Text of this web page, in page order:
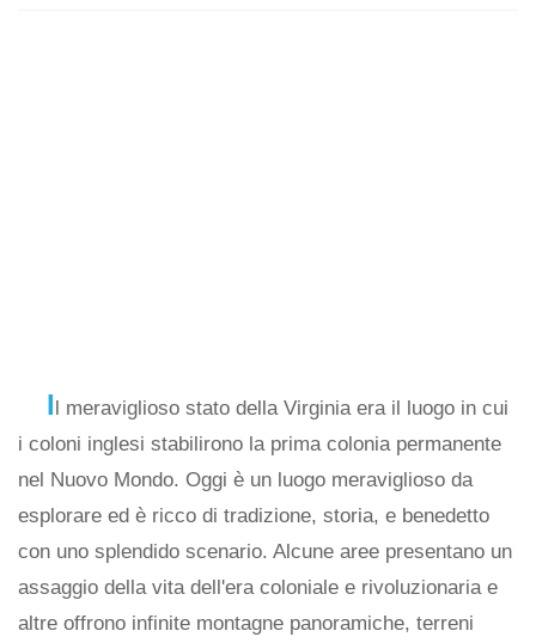
Il meraviglioso stato della Virginia era il luogo in cui
i coloni inglesi stabilirono la prima colonia permanente
nel Nuovo Mondo. Oggi è un luogo meraviglioso da
esplorare ed è ricco di tradizione, storia, e benedetto
con uno splendido scenario. Alcune aree presentano un
assaggio della vita dell'era coloniale e rivoluzionaria e
altre offrono infinite montagne panoramiche, terreni